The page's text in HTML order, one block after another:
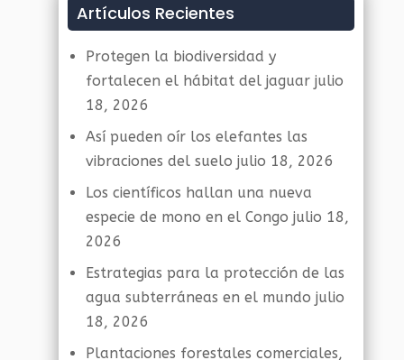
Artículos Recientes
Protegen la biodiversidad y
fortalecen el hábitat del jaguar julio
18, 2026
Así pueden oír los elefantes las
vibraciones del suelo julio 18, 2026
Los científicos hallan una nueva
especie de mono en el Congo julio 18,
2026
Estrategias para la protección de las
agua subterráneas en el mundo julio
18, 2026
Plantaciones forestales comerciales,